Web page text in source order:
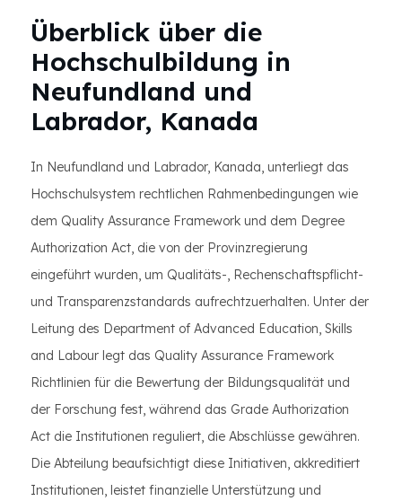
Überblick über die
Hochschulbildung in
Neufundland und
Labrador, Kanada
In Neufundland und Labrador, Kanada, unterliegt das
Hochschulsystem rechtlichen Rahmenbedingungen wie
dem Quality Assurance Framework und dem Degree
Authorization Act, die von der Provinzregierung
eingeführt wurden, um Qualitäts-, Rechenschaftspflicht-
und Transparenzstandards aufrechtzuerhalten. Unter der
Leitung des Department of Advanced Education, Skills
and Labour legt das Quality Assurance Framework
Richtlinien für die Bewertung der Bildungsqualität und
der Forschung fest, während das Grade Authorization
Act die Institutionen reguliert, die Abschlüsse gewähren.
Die Abteilung beaufsichtigt diese Initiativen, akkreditiert
Institutionen, leistet finanzielle Unterstützung und